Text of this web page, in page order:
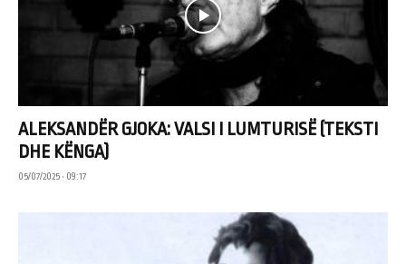
ALEKSANDËR GJOKA: VALSI I LUMTURISË (TEKSTI
DHE KËNGA)
05/07/2025 • 09:17